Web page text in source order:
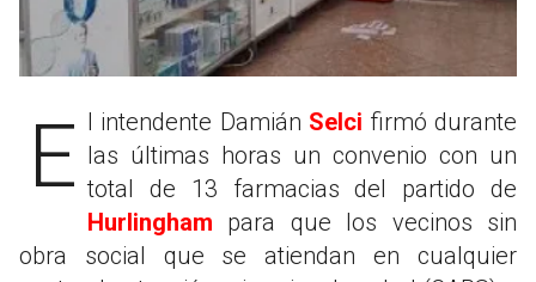
El intendente Damián Selci firmó durante
las últimas horas un convenio con un
total de 13 farmacias del partido de
Hurlingham para que los vecinos sin
obra social que se atiendan en cualquier